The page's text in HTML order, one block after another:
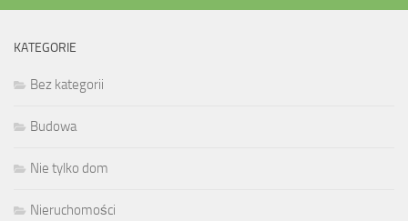
KATEGORIE
Bez kategorii
Budowa
Nie tylko dom
Nieruchomości